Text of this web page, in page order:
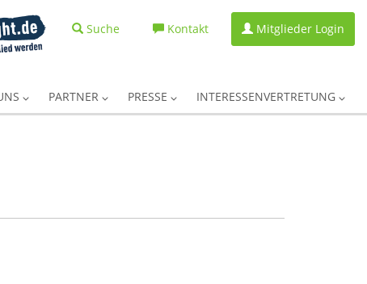
Suche Kontakt Mitglieder Login
PARTNER PRESSE INTERESSENVERTRETUNG